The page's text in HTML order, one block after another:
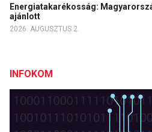
Energiatakarékosság:
ajánlott
2026. AUGUSZTUS 2.
INFOKOM